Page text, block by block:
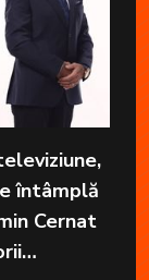
întâmplă
Cernat